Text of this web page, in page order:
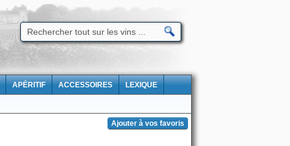
APÉRITIF ACCESSOIRES LEXIQUE